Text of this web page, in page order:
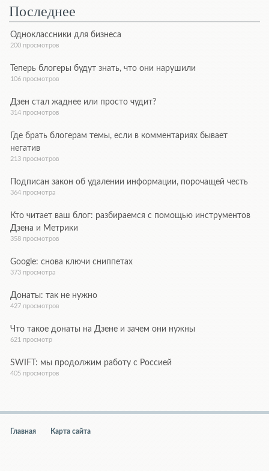
Последнее
Одноклассники для бизнеса
200 просмотров
Теперь блогеры будут знать, что они нарушили
106 просмотров
Дзен стал жаднее или просто чудит?
314 просмотров
Где брать блогерам темы, если в комментариях бывает
негатив
213 просмотров
Подписан закон об удалении информации, порочащей честь
364 просмотра
Кто читает ваш блог: разбираемся с помощью инструментов
Дзена и Метрики
358 просмотров
Google: снова ключи сниппетах
373 просмотра
Донаты: так не нужно
427 просмотров
Что такое донаты на Дзене и зачем они нужны
621 просмотр
SWIFT: мы продолжим работу с Россией
405 просмотров
Главная Карта сайта